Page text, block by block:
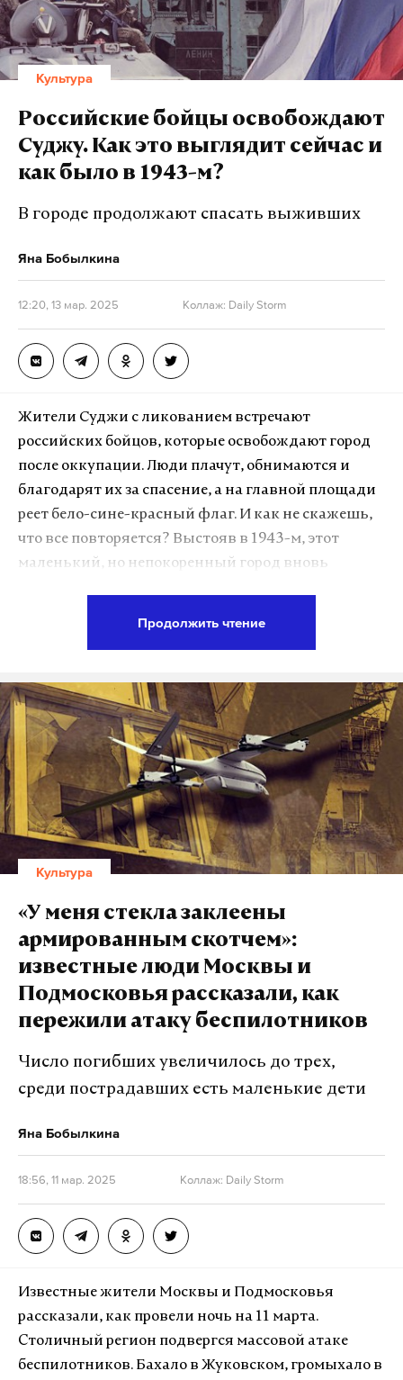
Культура
Российские бойцы освобождают
Суджу. Как это выглядит сейчас и
как было в 1943-м?
В городе продолжают спасать выживших
Яна Бобылкина
12:20, 13 мар. 2025 Коллаж: Daily Storm
Жители Суджи с ликованием встречают
российских бойцов, которые освобождают город
после оккупации. Люди плачут, обнимаются и
благодарят их за спасение, а на главной площади
реет бело-сине-красный флаг. И как не скажешь,
что все повторяется? Выстояв в 1943-м, этот
маленький, но непокоренный город вновь
Нынешняя оккупация уже не первая. Во время
Великой Отечественной войны город находился
под контролем немцев. Старожилы вспоминали,
как 4 октября 1941 года над Суджей увидели
самолет с черным крестом, который сбросил на нее
пять авиабомб, а через несколько недель на ее
улицах начали замечать и людей в нацистской
Не стало газет, не стало радио, в домах вместо
захватили местные здания и использовали их под
свои нужды. В одном из домов открыли кафе-
ресторан. Местную молодежь отлавливали и
угоняли в Германию.
Подпишитесь на Daily Storm вMAX. Он
А еще мы есть в
Макс Telegram
Дзен
Продолжить чтение
Культура
«У меня стекла заклеены
армированным скотчем»:
известные люди Москвы и
Подмосковья рассказали, как
пережили атаку беспилотников
Число погибших увеличилось до трех,
среди пострадавших есть маленькие дети
Яна Бобылкина
18:56, 11 мар. 2025 Коллаж: Daily Storm
Известные жители Москвы и Подмосковья
рассказали, как провели ночь на 11 марта.
Cтоличный регион подвергся массовой атаке
беспилотников. Бахало в Жуковском, громыхало в